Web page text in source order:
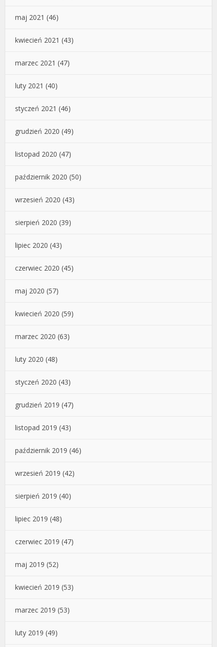
maj 2021 (46)
kwiecień 2021 (43)
marzec 2021 (47)
luty 2021 (40)
styczeń 2021 (46)
grudzień 2020 (49)
listopad 2020 (47)
październik 2020 (50)
wrzesień 2020 (43)
sierpień 2020 (39)
lipiec 2020 (43)
czerwiec 2020 (45)
maj 2020 (57)
kwiecień 2020 (59)
marzec 2020 (63)
luty 2020 (48)
styczeń 2020 (43)
grudzień 2019 (47)
listopad 2019 (43)
październik 2019 (46)
wrzesień 2019 (42)
sierpień 2019 (40)
lipiec 2019 (48)
czerwiec 2019 (47)
maj 2019 (52)
kwiecień 2019 (53)
marzec 2019 (53)
luty 2019 (49)